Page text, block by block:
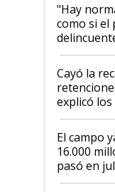
"Hay
como si
al
habló del
Cayó la
explicó
El campo
16.000
pasó en